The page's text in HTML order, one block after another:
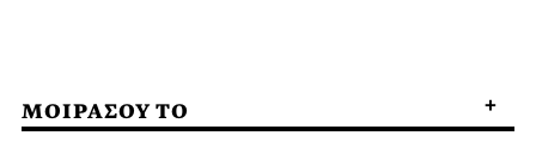
ΜΟΙΡΑΣΟΥ ΤΟ